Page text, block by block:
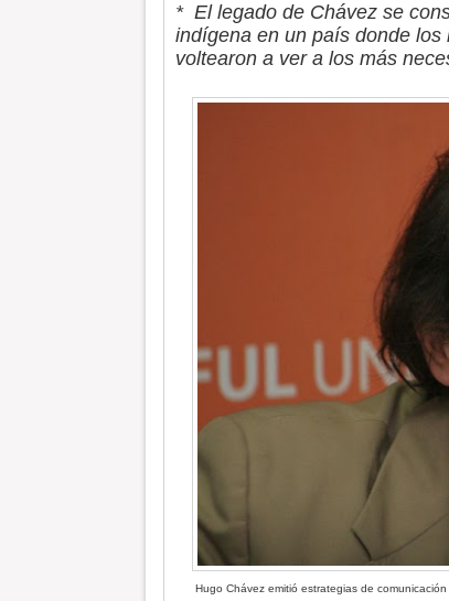
* El legado de Chávez se
indígena en un país donde
voltearon a ver a los más
Hugo Chávez emitió estrategias de